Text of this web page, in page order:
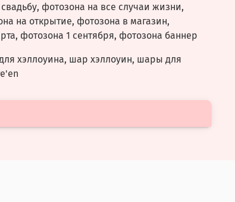
фотозона на все случаи жизни,
на открытие, фотозона в магазин,
фотозона 1 сентября, фотозона баннер
хэллоуина, шар хэллоуин, шары для